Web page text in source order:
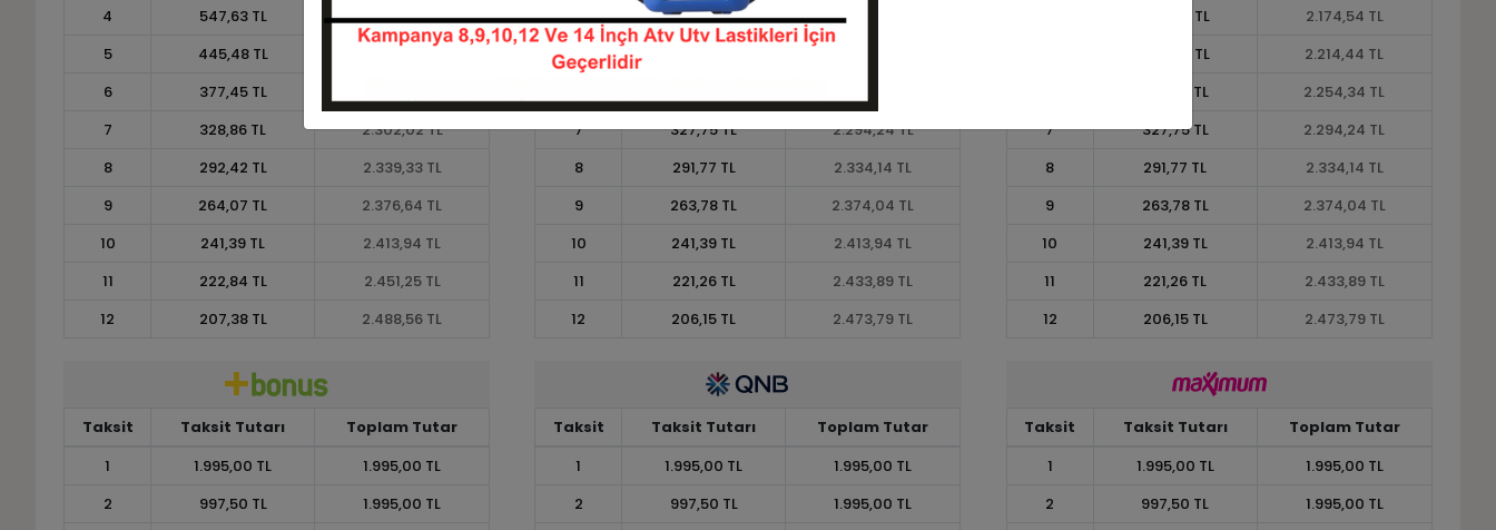
4
547,63 TL
2.190,50 TL
5
445,48 TL
6
377,45 TL
7
328,86 TL
2.302,02 TL
8
292,42 TL
2.339,33 TL
9
264,07 TL
2.376,64 TL
10
241,39 TL
2.413,94 TL
11
222,84 TL
2.451,25 TL
12
207,38 TL 2.488,56 TL
4
543,64 TL
2.174,54 TL
5
7
327,75 TL
2.294,24 TL
8
291,77 TL
2.334,14 TL
9
263,78 TL
2.374,04 TL
10
241,39 TL
2.413,94 TL
11
221,26 TL
2.433,89 TL
12
206,15 TL 2.473,79 TL
543,64 TL
2.174,54 TL
442,89 TL
2.214,44 TL
375,72 TL
2.254,34 TL
7
327,75 TL
2.294,24 TL
8
291,77 TL
2.334,14 TL
9
263,78 TL
2.374,04 TL
10
241,39 TL
2.413,94 TL
11
221,26 TL
2.433,89 TL
12
206,15 TL 2.473,79 TL
Taksit Taksit Tutarı
Toplam Tutar
1
1.995,00 TL
1.995,00 TL
2
997,50 TL
1.995,00 TL
Taksit Taksit Tutarı
Toplam Tutar
1
1.995,00 TL
1.995,00 TL
2
997,50 TL
1.995,00 TL
Taksit Taksit Tutarı
Toplam Tutar
1
1.995,00 TL
1.995,00 TL
2
997,50 TL
1.995,00 TL